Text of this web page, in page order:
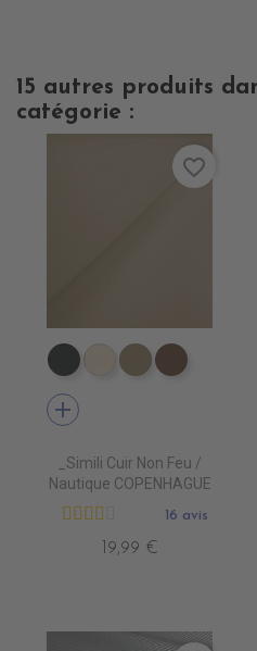
15 autres produits
catégorie :
EN7005 VERT ANGLAIS
EN7001 CREME
EN7002 BEIGE
EN7003
add
_Simili Cuir Non Feu /
Nautique COPENHAGUE
16 avis
19,99 €
favorite_border